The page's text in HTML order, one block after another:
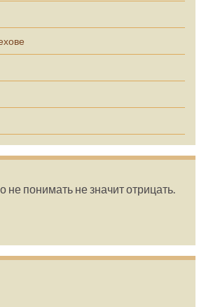
не понимать не значит отрицать.